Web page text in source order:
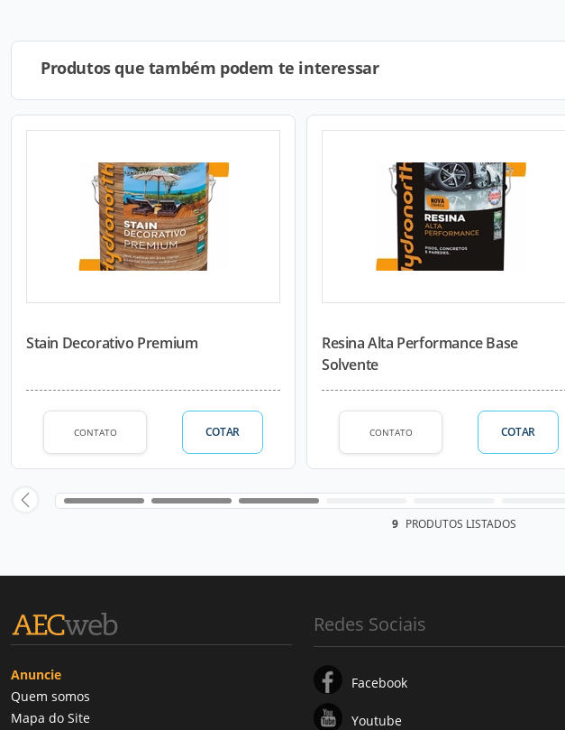
Produtos que também podem te interessar
Stain Decorativo Premium
CONTATO COTAR
Resina Alta Performance Base
Solvente
CONTATO COTAR
9 PRODUTOS LISTADOS
Anuncie
Quem somos
Mapa do Site
Redes Sociais
Facebook
Youtube